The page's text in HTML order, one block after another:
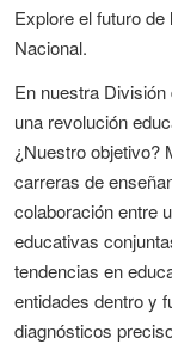
Explore el futuro
Nacional.
En nuestra
una revolución
¿Nuestro objetivo?
carreras de
colaboración entre
educativas
tendencias en
entidades dentro y
diagnósticos